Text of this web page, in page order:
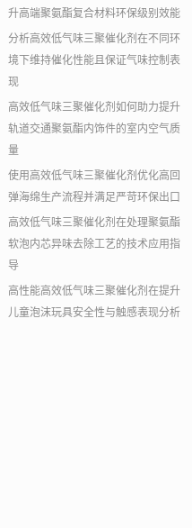
升高端聚氨酯复合材料环保级别效能
分析高效低气味三聚催化剂在不同环
境下维持催化性能且保证气味控制表
现
高效低气味三聚催化剂如何助力提升
轨道交通聚氨酯内饰件的室内空气质
量
使用高效低气味三聚催化剂优化高回
弹海绵生产流程并满足严苛环保出口
高效低气味三聚催化剂在处理聚氨酯
软泡内芯异味去除工艺的技术应用指
导
高性能高效低气味三聚催化剂在提升
儿童泡沫玩具安全性与触感表现分析